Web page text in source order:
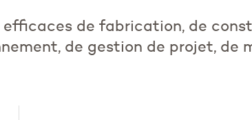
de fabrication, de
de gestion de projet, de